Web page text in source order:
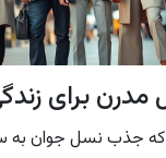
مدرن برای
که جذب نسل جوان به